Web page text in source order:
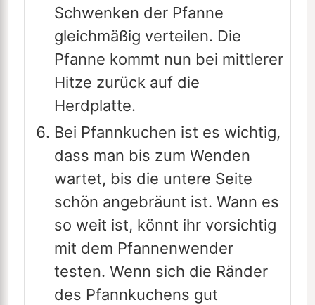
Schwenken der Pfanne
gleichmäßig verteilen. Die
Pfanne kommt nun bei mittlerer
Hitze zurück auf die
Herdplatte.
Bei Pfannkuchen ist es wichtig,
dass man bis zum Wenden
wartet, bis die untere Seite
schön angebräunt ist. Wann es
so weit ist, könnt ihr vorsichtig
mit dem Pfannenwender
testen. Wenn sich die Ränder
des Pfannkuchens gut